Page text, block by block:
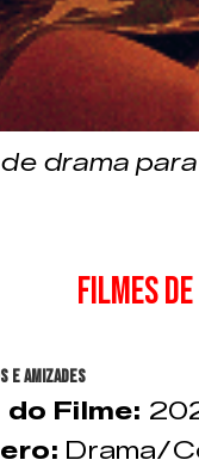
drama
Filmes
e Amizades
do Filme:
Drama/